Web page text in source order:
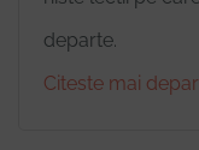
departe.
Citeste mai